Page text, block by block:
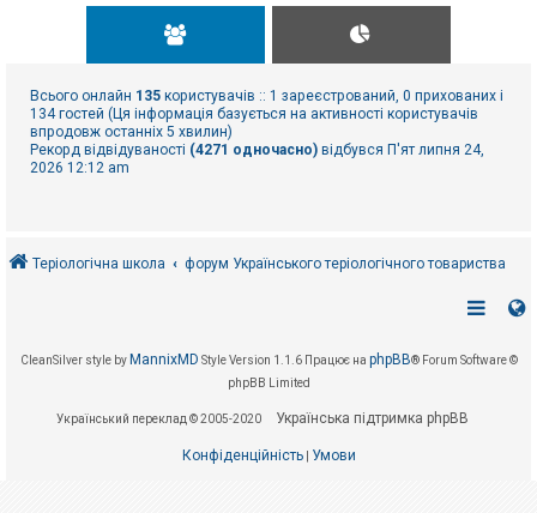
Всього онлайн 135 користувачів :: 1 зареєстрований, 0 прихованих і
134 гостей (Ця інформація базується на активності користувачів
впродовж останніх 5 хвилин)
Рекорд відвідуваності (4271 одночасно) відбувся П'ят липня 24,
2026 12:12 am
Теріологічна школа форум Українського теріологічного товариства
CleanSilver style by MannixMD Style Version 1.1.6 Працює на phpBB® Forum Software ©
phpBB Limited
Український переклад © 2005-2020 Українська підтримка phpBB
Конфіденційність| Умови